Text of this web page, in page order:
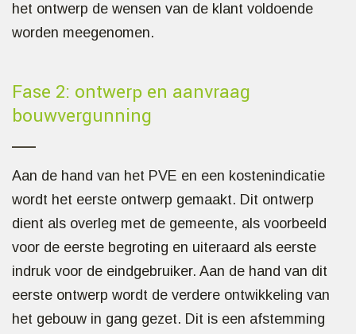
het ontwerp de wensen van de klant voldoende
worden meegenomen.
Fase 2: ontwerp en aanvraag
bouwvergunning
Aan de hand van het PVE en een kostenindicatie
wordt het eerste ontwerp gemaakt. Dit ontwerp
dient als overleg met de gemeente, als voorbeeld
voor de eerste begroting en uiteraard als eerste
indruk voor de eindgebruiker. Aan de hand van dit
eerste ontwerp wordt de verdere ontwikkeling van
het gebouw in gang gezet. Dit is een afstemming